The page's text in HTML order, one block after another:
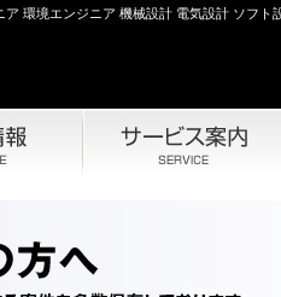
環境エンジニア 機械設計 電気設計 ソフト